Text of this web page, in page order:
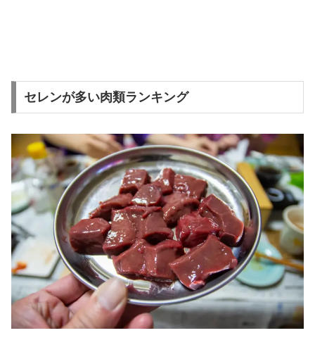
セレンが多い肉類ランキング